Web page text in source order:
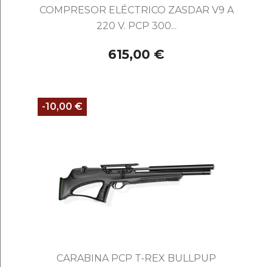
COMPRESOR ELÉCTRICO ZASDAR V9 A
220 V. PCP 300...
615,00 €
CARABINA PCP T-REX BULLPUP
-10,00 €